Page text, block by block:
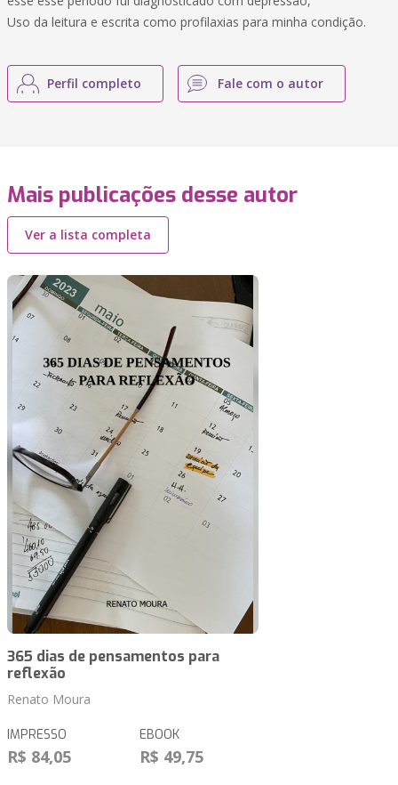
Uso da leitura e escrita como profilaxias para minha condição.
Perfil completo Fale com o autor
Mais publicações desse autor
Ver a lista completa
365 dias de pensamentos para
reflexão
Renato Moura
IMPRESSO
R$ 84,05
EBOOK
R$ 49,75